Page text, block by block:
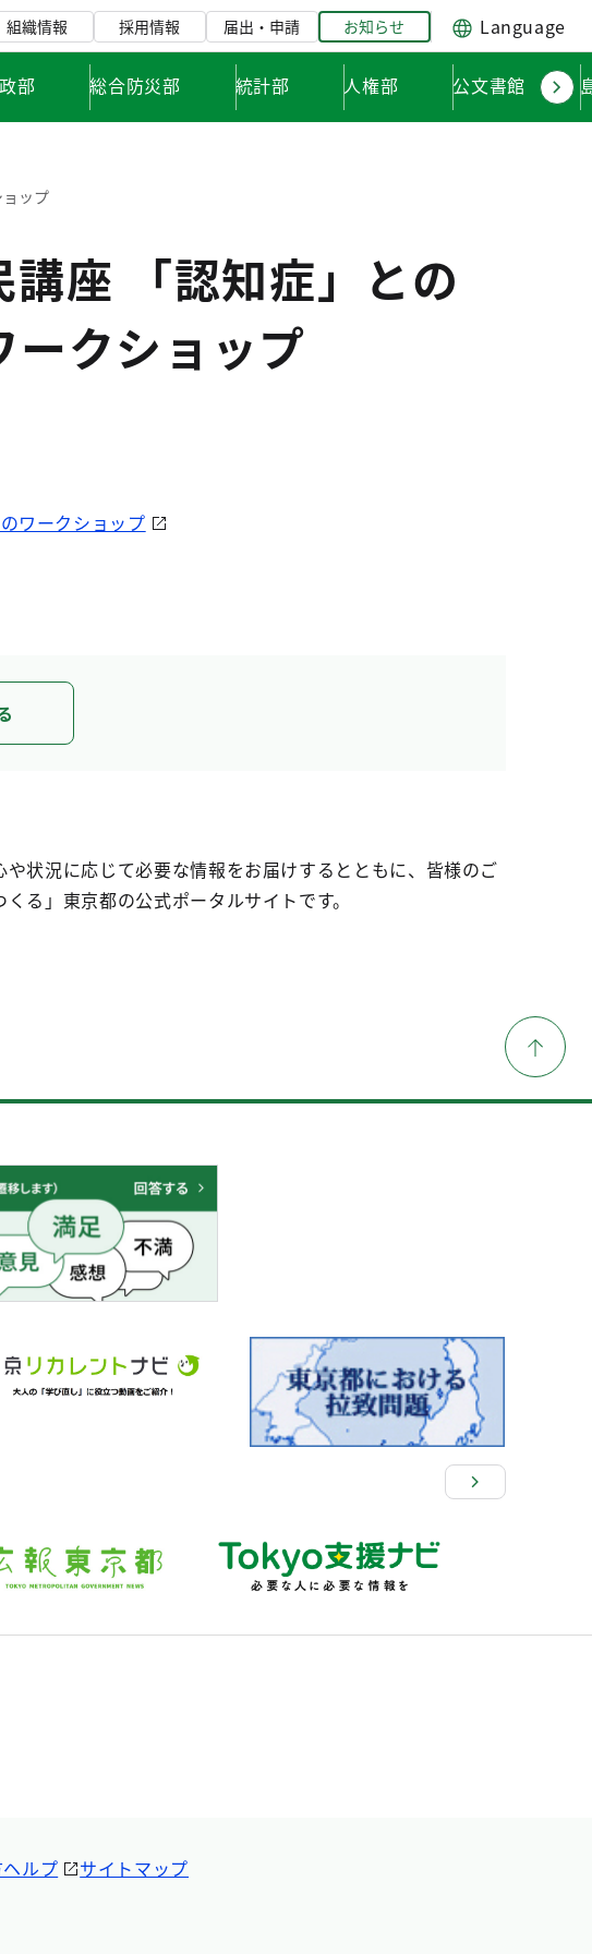
組織情報 採用情報 届出・申請 お知らせ Language
部 総合防災部 統計部 人権部 公文書館
ップ
座 「認知症」との
ークショップ
ワークショップ
状況に応じて必要な情報をお届けするとともに、皆様のご
る」東京都の公式ポータルサイトです。
ルプ サイトマップ